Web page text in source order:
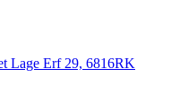
Lage Erf 29, 6816RK